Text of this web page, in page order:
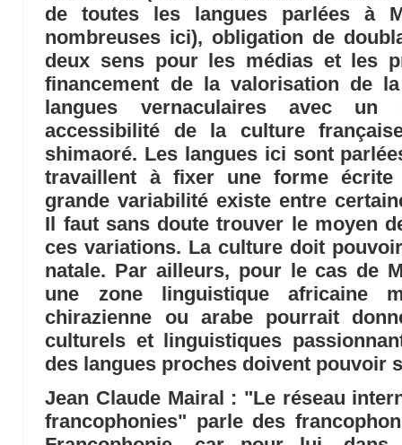
de toutes les langues parlées à
nombreuses ici), obligation de
deux sens pour les médias et les
financement de la valorisation de
langues vernaculaires avec un
accessibilité de la culture
shimaoré. Les langues ici sont
travaillent à fixer une forme
grande variabilité existe entre
Il faut sans doute trouver le moyen
ces variations. La culture doit
natale. Par ailleurs, pour le cas de
une zone linguistique africaine
chirazienne ou arabe pourrait
culturels et linguistiques
des langues proches doivent pouvoir
Jean Claude Mairal : "Le réseau
francophonies" parle des